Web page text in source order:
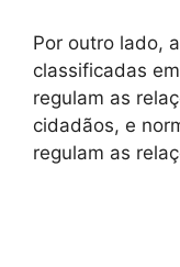
Por outro lado,
classificadas
regulam as
cidadãos, e
regulam as